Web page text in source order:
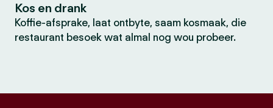
Kos en drank
Koffie-afsprake, laat ontbyte, saam kosmaak, die
restaurant besoek wat almal nog wou probeer.